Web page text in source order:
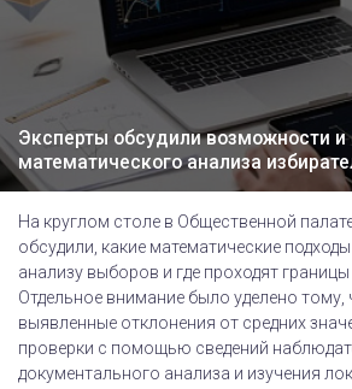
Эксперты обсудили возможности и
математического анализа
На круглом столе в Общественной
обсудили, какие математические
анализу выборов и где проходят
Отдельное внимание было уделено
выявленные отклонения от средних
проверки с помощью сведений
документального анализа и изучения